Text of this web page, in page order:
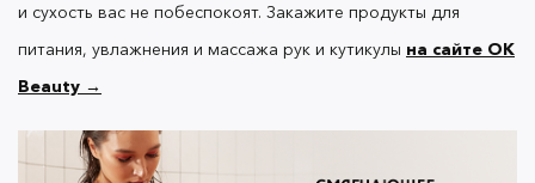
и сухость вас не побеспокоят. Закажите продукты для
питания, увлажнения и массажа рук и кутикулы на сайте OK
Beauty →